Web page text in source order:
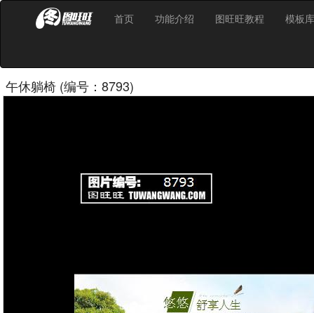
首页 功能介绍 图旺旺教程 模板库
午休躺椅 (编号：8793)